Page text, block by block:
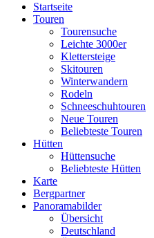
Startseite
Touren
Tourensuche
Leichte 3000er
Klettersteige
Skitouren
Winterwandern
Rodeln
Schneeschuhtouren
Neue Touren
Beliebteste Touren
Hütten
Hüttensuche
Beliebteste Hütten
Karte
Bergpartner
Panoramabilder
Übersicht
Deutschland